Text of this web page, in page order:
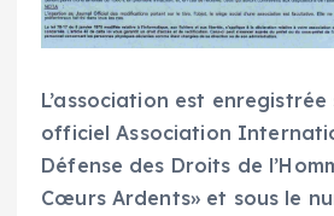
L’association est enregistrée
officiel Association
Défense des Droits de
Cœurs Ardents» et sous le